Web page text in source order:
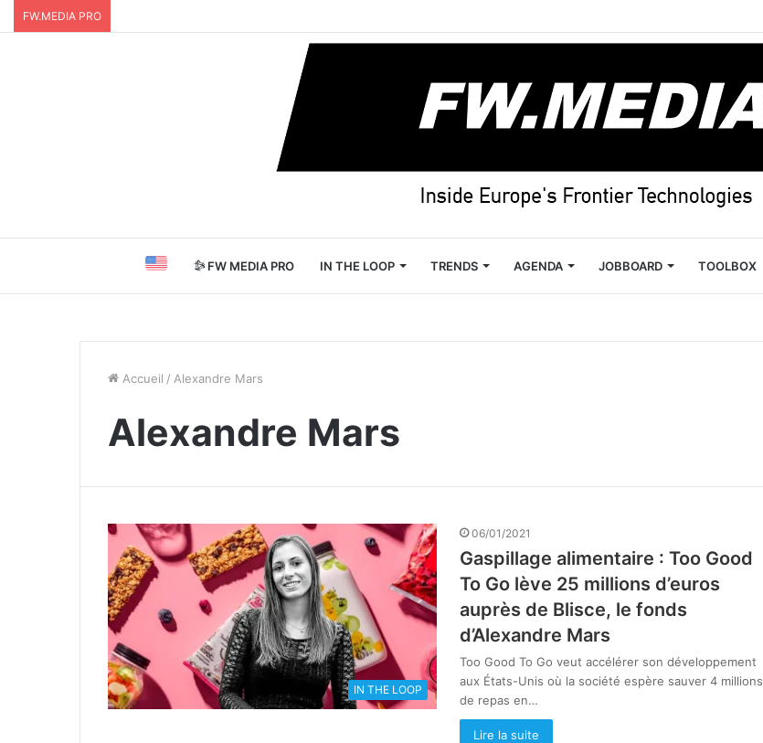
FW.MEDIA PRO
FW MEDIA PRO IN THE LOOP TRENDS AGENDA JOBBOARD TOOLBOX
Accueil / Alexandre Mars
Alexandre Mars
IN THE LOOP
06/01/2021
Gaspillage alimentaire : Too Good
To Go lève 25 millions d’euros
auprès de Blisce, le fonds
d’Alexandre Mars
Too Good To Go veut accélérer son développement
aux États-Unis où la société espère sauver 4 millions
de repas en…
Lire la suite